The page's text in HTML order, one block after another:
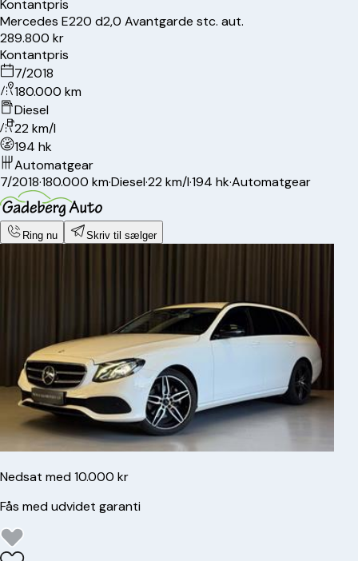
Kontantpris
Mercedes E220 d2,0 Avantgarde stc. aut.
289.800 kr
Kontantpris
7/2018
180.000 km
Diesel
22 km/l
194 hk
Automatgear
7/2018·180.000 km·Diesel·22 km/l·194 hk·Automatgear
Ring nu Skriv til sælger
Nedsat med 10.000 kr
Fås med udvidet garanti